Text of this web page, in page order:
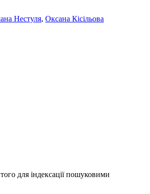
Нестуля, Оксана Кісільова
для індексації пошуковими